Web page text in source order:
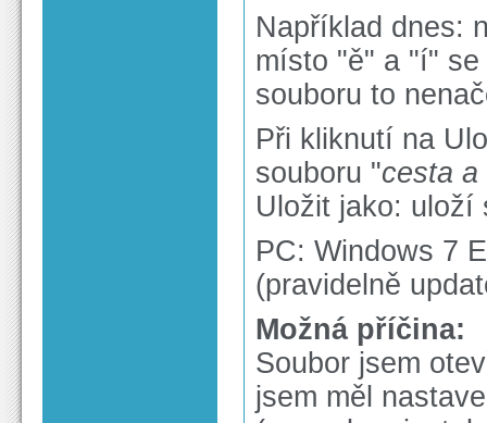
Například dnes:
místo "ě" a "í"
souboru to
Při kliknutí na
souboru "cesta a
Uložit jako: uloží
PC: Windows 7
(pravidelně
Možná příčina:
Soubor jsem
jsem měl